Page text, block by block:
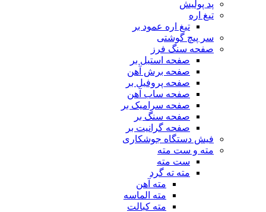
پد پولیش
تیغ اره
تیغ اره عمود بر
سر پیچ گوشتی
صفحه سنگ فرز
صفحه استیل بر
صفحه برش آهن
صفحه پروفیل بر
صفحه ساب آهن
صفحه سرامیک بر
صفحه سنگ بر
صفحه گرانیت بر
فیش دستگاه جوشکاری
مته و ست مته
ست مته
مته ته گرد
مته آهن
مته الماسه
مته کبالت